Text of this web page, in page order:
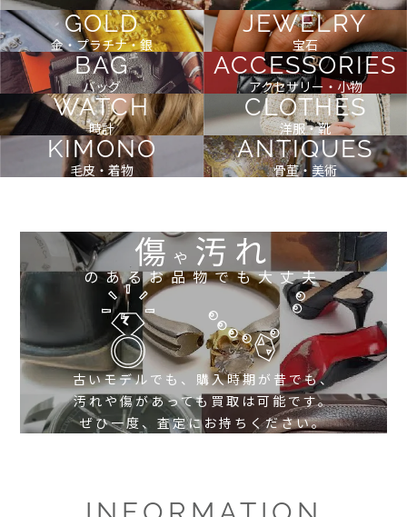
GOLD
金・プラチナ・銀
JEWELRY
宝石
BAG
バッグ
ACCESSORIES
アクセサリー・小物
WATCH
時計
CLOTHES
洋服・靴
KIMONO
毛皮・着物
ANTIQUES
骨董・美術
傷や 汚れ
のあるお品物でも大丈夫
古いモデルでも、購入時期が昔でも、
汚れや傷があっても買取は可能です。
ぜひ一度、査定にお持ちください。